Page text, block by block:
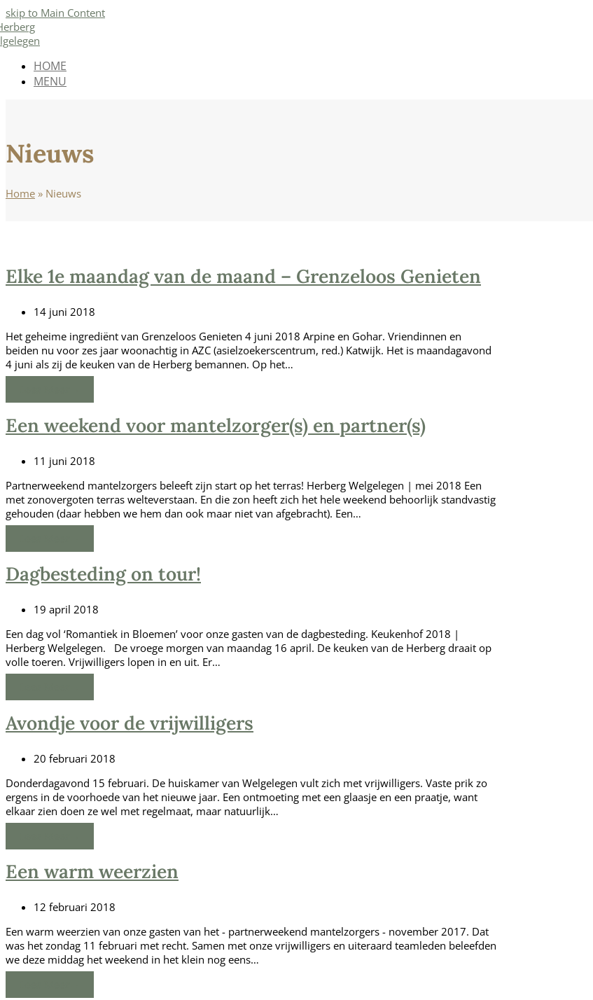
skip to Main Content
HOME
MENU
Nieuws
Home » Nieuws
Elke 1e maandag van de maand – Grenzeloos Genieten
14 juni 2018
Het geheime ingrediënt van Grenzeloos Genieten 4 juni 2018 Arpine en Gohar. Vriendinnen en
beiden nu voor zes jaar woonachtig in AZC (asielzoekerscentrum, red.) Katwijk. Het is maandagavond
4 juni als zij de keuken van de Herberg bemannen. Op het…
Een weekend voor mantelzorger(s) en partner(s)
11 juni 2018
Partnerweekend mantelzorgers beleeft zijn start op het terras! Herberg Welgelegen | mei 2018 Een
met zonovergoten terras welteverstaan. En die zon heeft zich het hele weekend behoorlijk standvastig
gehouden (daar hebben we hem dan ook maar niet van afgebracht). Een…
Dagbesteding on tour!
19 april 2018
Een dag vol ‘Romantiek in Bloemen’ voor onze gasten van de dagbesteding. Keukenhof 2018 |
Herberg Welgelegen. De vroege morgen van maandag 16 april. De keuken van de Herberg draait op
volle toeren. Vrijwilligers lopen in en uit. Er…
Avondje voor de vrijwilligers
20 februari 2018
Donderdagavond 15 februari. De huiskamer van Welgelegen vult zich met vrijwilligers. Vaste prik zo
ergens in de voorhoede van het nieuwe jaar. Een ontmoeting met een glaasje en een praatje, want
elkaar zien doen ze wel met regelmaat, maar natuurlijk…
Een warm weerzien
12 februari 2018
Een warm weerzien van onze gasten van het - partnerweekend mantelzorgers - november 2017. Dat
was het zondag 11 februari met recht. Samen met onze vrijwilligers en uiteraard teamleden beleefden
we deze middag het weekend in het klein nog eens…